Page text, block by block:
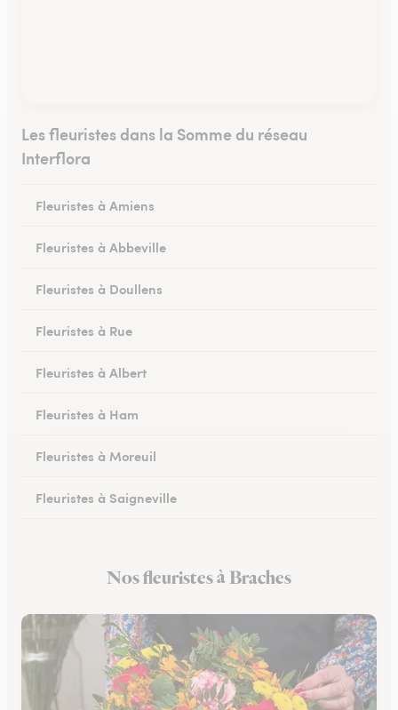
Les fleuristes dans la Somme du réseau
Interflora
Fleuristes à Amiens
Fleuristes à Abbeville
Fleuristes à Doullens
Fleuristes à Rue
Fleuristes à Albert
Fleuristes à Ham
Fleuristes à Moreuil
Fleuristes à Saigneville
Fleuristes à CorbieNos fleuristes à Braches